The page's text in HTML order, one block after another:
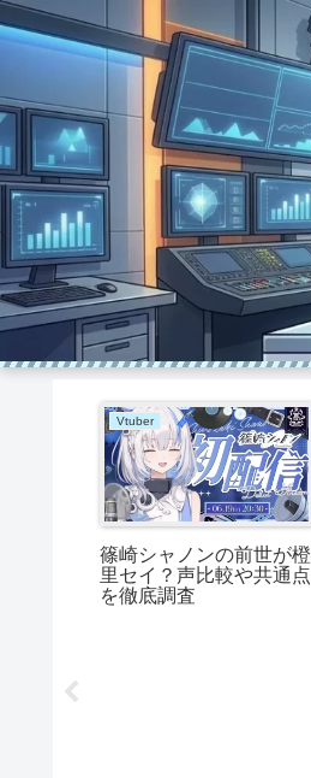
Vtuber
篠崎シャノンの前世が橙
里セイ？声比較や共通点
を徹底調査